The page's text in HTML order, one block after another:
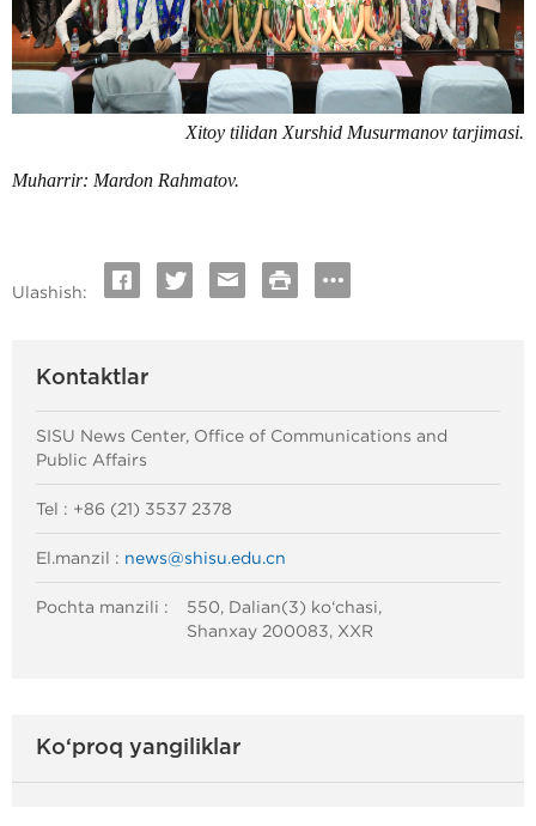
Xitoy tilidan Xurshid Musurmanov tarjimasi.
Muharrir: Mardon Rahmatov.
Ulashish:
Kontaktlar
SISU News Center, Office of Communications and
Public Affairs
Tel : +86 (21) 3537 2378
El.manzil : news@shisu.edu.cn
Pochta manzili :
550, Dalian(3) ko‘chasi,
Shanxay 200083, XXR
Ko‘proq yangiliklar